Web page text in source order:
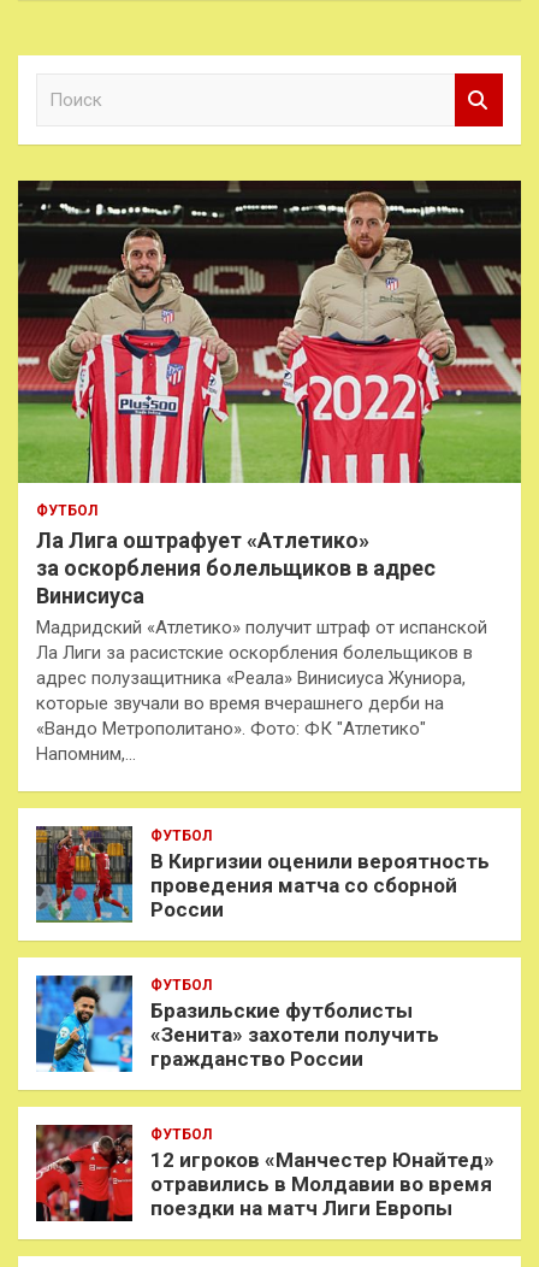
к
ФУТБОЛ
Ла Лига оштрафует «Атлетико»
за оскорбления болельщиков в адрес
Винисиуса
Мадридский «Атлетико» получит штраф от испанской
Ла Лиги за расистские оскорбления болельщиков в
адрес полузащитника «Реала» Винисиуса Жуниора,
которые звучали во время вчерашнего дерби на
«Вандо Метрополитано». Фото: ФК "Атлетико"
Напомним,…
ФУТБОЛ
В Киргизии оценили вероятность
проведения матча со сборной
России
ФУТБОЛ
Бразильские футболисты
«Зенита» захотели получить
гражданство России
ФУТБОЛ
12 игроков «Манчестер Юнайтед»
отравились в Молдавии во время
поездки на матч Лиги Европы